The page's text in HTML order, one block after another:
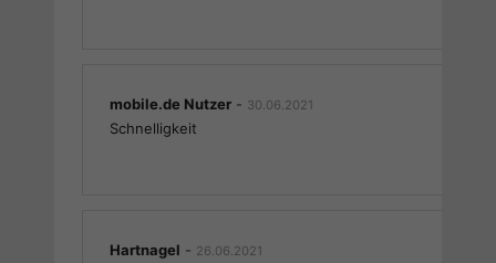
mobile.de Nutzer - 30.06.2021
Schnelligkeit
Hartnagel - 26.06.2021